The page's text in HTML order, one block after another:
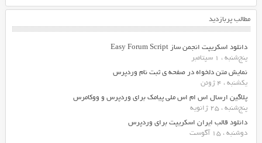
مطالب پربازدید
دانلود اسکریپت انجمن ساز Easy Forum Script
پنج‌شنبه ، 1 سپتامبر
نمایش متن دلخواه در صفحه ی ثبت نام وردپرس
یکشنبه ، 4 ژوئن
پلاگین ارسال اس ام اس ملی پیامک برای وردپرس و ووکامرس
پنج‌شنبه ، 25 ژانویه
دانلود قالب ایران اسکریپت برای وردپرس
دوشنبه ، 15 آگوست